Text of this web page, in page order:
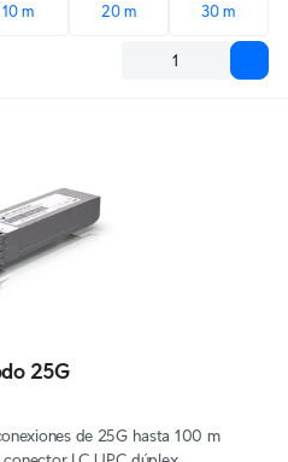
10 m 20 m 30 m
25G
de 25G hasta 100 m